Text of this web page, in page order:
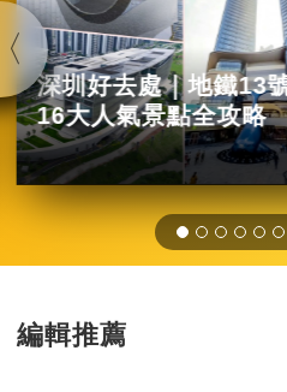
深圳好去處｜地鐵13
16大人氣景點全攻略
編輯推薦